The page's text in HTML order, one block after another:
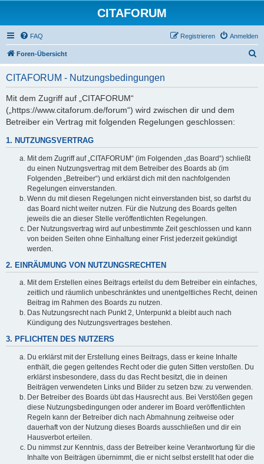
CITAFORUM
FAQ Anmelden
Registrieren
Foren-Übersicht
CITAFORUM - Nutzungsbedingungen
Mit dem Zugriff auf „CITAFORUM“
(„https://www.citaforum.de/forum“) wird zwischen dir und dem
Betreiber ein Vertrag mit folgenden Regelungen geschlossen:
1. NUTZUNGSVERTRAG
Mit dem Zugriff auf „CITAFORUM“ (im Folgenden „das Board“) schließt
du einen Nutzungsvertrag mit dem Betreiber des Boards ab (im
Folgenden „Betreiber“) und erklärst dich mit den nachfolgenden
Regelungen einverstanden.
Wenn du mit diesen Regelungen nicht einverstanden bist, so darfst du
das Board nicht weiter nutzen. Für die Nutzung des Boards gelten
jeweils die an dieser Stelle veröffentlichten Regelungen.
Der Nutzungsvertrag wird auf unbestimmte Zeit geschlossen und kann
von beiden Seiten ohne Einhaltung einer Frist jederzeit gekündigt
werden.
2. EINRÄUMUNG VON NUTZUNGSRECHTEN
Mit dem Erstellen eines Beitrags erteilst du dem Betreiber ein einfaches,
zeitlich und räumlich unbeschränktes und unentgeltliches Recht, deinen
Beitrag im Rahmen des Boards zu nutzen.
Das Nutzungsrecht nach Punkt 2, Unterpunkt a bleibt auch nach
Kündigung des Nutzungsvertrages bestehen.
3. PFLICHTEN DES NUTZERS
Du erklärst mit der Erstellung eines Beitrags, dass er keine Inhalte
enthält, die gegen geltendes Recht oder die guten Sitten verstoßen. Du
erklärst insbesondere, dass du das Recht besitzt, die in deinen
Beiträgen verwendeten Links und Bilder zu setzen bzw. zu verwenden.
Der Betreiber des Boards übt das Hausrecht aus. Bei Verstößen gegen
diese Nutzungsbedingungen oder anderer im Board veröffentlichten
Regeln kann der Betreiber dich nach Abmahnung zeitweise oder
dauerhaft von der Nutzung dieses Boards ausschließen und dir ein
Hausverbot erteilen.
Du nimmst zur Kenntnis, dass der Betreiber keine Verantwortung für die
Inhalte von Beiträgen übernimmt, die er nicht selbst erstellt hat oder die